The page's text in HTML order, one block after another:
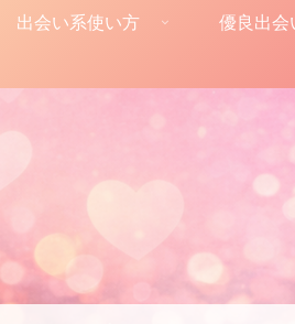
出会い系使い方 優良出会